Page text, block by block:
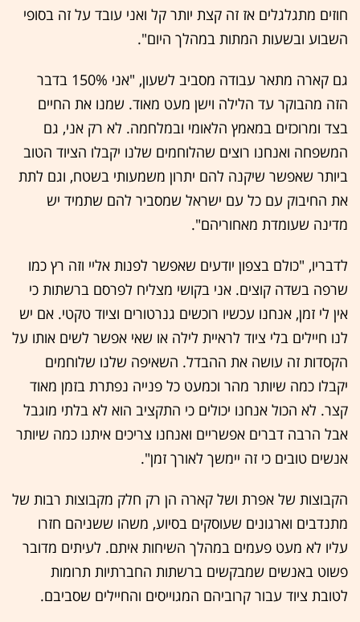
חוזים מתגלגלים אז זה קצת יותר קל ואני עובד על זה בסופי
השבוע ובשעות המתות במהלך היום".
גם קארה מתאר עבודה מסביב לשעון, "אני 150% בדבר
הזה מהבוקר עד הלילה וישן מעט מאוד. שמנו את החיים
בצד ומרוכזים במאמץ הלאומי ובמלחמה. לא רק אני, גם
המשפחה ואנחנו רוצים שהלוחמים שלנו יקבלו הציוד הטוב
ביותר שאפשר שיקנה להם יתרון משמעותי בשטח, וגם לתת
את החיבוק עם כל עם ישראל שמסביר להם שתמיד יש
מדינה שעומדת מאחוריהם".
לדבריו, "כולם בצפון יודעים שאפשר לפנות אליי וזה רץ כמו
שרפה בשדה קוצים. אני בקושי מצליח לפרסם ברשתות כי
אין לי זמן, אנחנו עכשיו רוכשים גנרטורים וציוד טקטי. אם יש
לנו חיילים בלי ציוד לראיית לילה או שאי אפשר לשים אותו על
הקסדות זה עושה את ההבדל. השאיפה שלנו שלוחמים
יקבלו כמה שיותר מהר וכמעט כל פנייה נפתרת בזמן מאוד
קצר. לא הכול אנחנו יכולים כי התקציב הוא לא בלתי מוגבל
אבל הרבה דברים אפשריים ואנחנו צריכים איתנו כמה שיותר
אנשים טובים כי זה יימשך לאורך זמן".
הקבוצות של אפרת ושל קארה הן רק חלק מקבוצות רבות של
מתנדבים וארגונים שעוסקים בסיוע, משהו ששניהם חזרו
עליו לא מעט פעמים במהלך השיחות איתם. לעיתים מדובר
פשוט באנשים שמבקשים ברשתות החברתיות תרומות
לטובת ציוד עבור קרוביהם המגוייסים והחיילים שסביבם.